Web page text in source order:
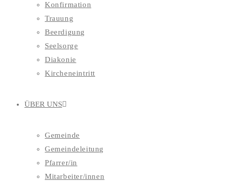
Konfirmation
Trauung
Beerdigung
Seelsorge
Diakonie
Kircheneintritt
ÜBER UNS
Gemeinde
Gemeindeleitung
Pfarrer/in
Mitarbeiter/innen